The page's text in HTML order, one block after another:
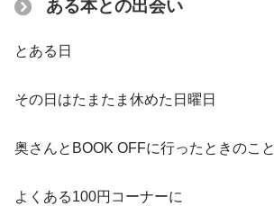
ある本との出会い
とある日
その日はたまたま休めた日曜日
奥さんとBOOK OFFに行ったときのこと
よくある100円コーナーに